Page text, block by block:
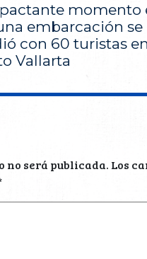
momento
embarcación se
con 60 turistas en
Vallarta
no será publicada. Los